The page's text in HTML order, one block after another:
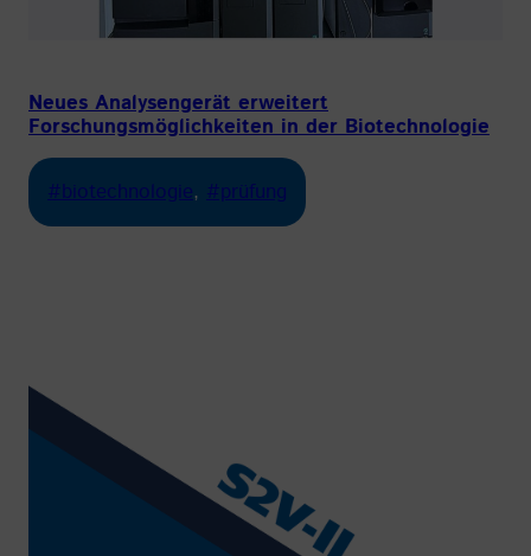
Neues Analysengerät erweitert
Forschungsmöglichkeiten in der Biotechnologie
#biotechnologie, #prüfung